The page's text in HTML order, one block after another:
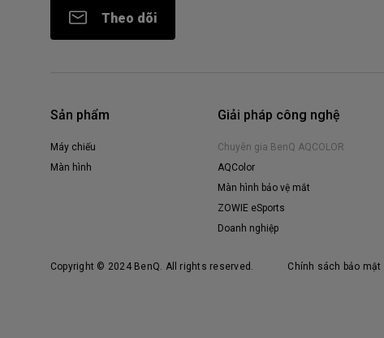
Theo dõi
Sản phẩm
Máy chiếu
Màn hình
Giải pháp công nghệ
Chuyên gia BenQ AQCOLOR
AQColor
Màn hình bảo vệ mắt
ZOWIE eSports
Doanh nghiệp
Copyright © 2024 BenQ. All rights reserved. Chính sách bảo mật